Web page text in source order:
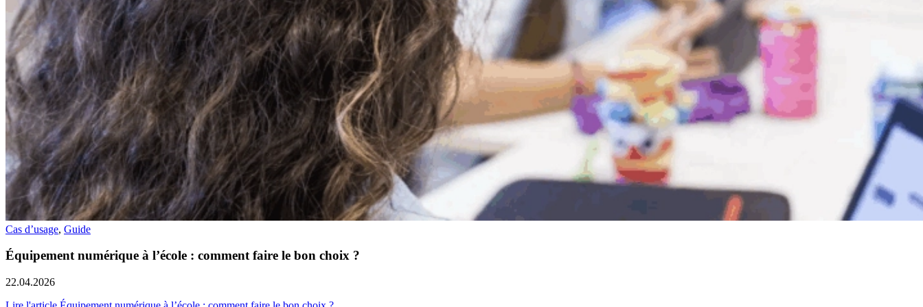
Cas d’usage, Guide
Équipement numérique à l’école : comment faire le bon choix ?
22.04.2026